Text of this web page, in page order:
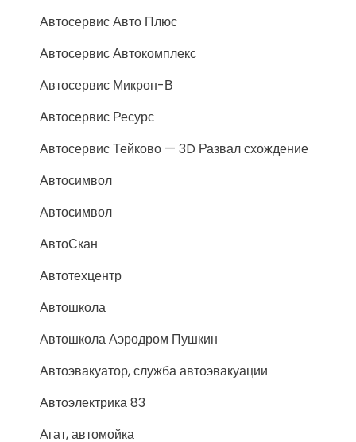
Автосервис Авто Плюс
Автосервис Автокомплекс
Автосервис Микрон-В
Автосервис Ресурс
Автосервис Тейково — 3D Развал схождение
Автосимвол
Автосимвол
АвтоСкан
Автотехцентр
Автошкола
Автошкола Аэродром Пушкин
Автоэвакуатор, служба автоэвакуации
Автоэлектрика 83
Агат, автомойка